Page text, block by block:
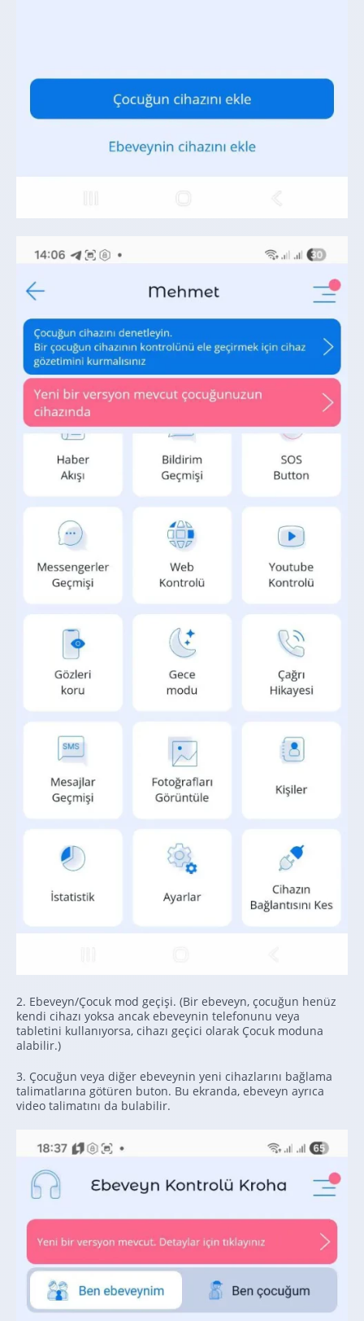
2. Ebeveyn/Çocuk mod geçişi. (Bir ebeveyn, çocuğun henüz
kendi cihazı yoksa ancak ebeveynin telefonunu veya
tabletini kullanıyorsa, cihazı geçici olarak Çocuk moduna
alabilir.)
3. Çocuğun veya diğer ebeveynin yeni cihazlarını bağlama
talimatlarına götüren buton. Bu ekranda, ebeveyn ayrıca
video talimatını da bulabilir.